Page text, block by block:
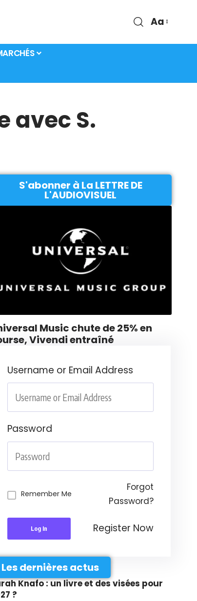
Aa
avec S.
S'abonner à La LETTRE DE
L'AUDIOVISUEL
Music chute de 25% en
Vivendi entraîné
Username or Email Address
Password
Remember Me
Forgot
Password?
Log In Register Now
Les dernières actus
Knafo : un livre et des visées pour
?